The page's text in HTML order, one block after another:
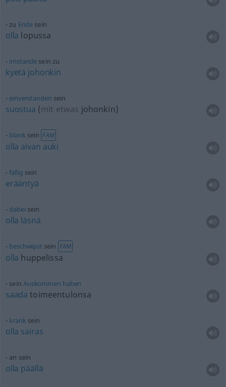
zu Ende sein
olla lopussa
imstande sein zu
kyetä johonkin
einverstanden sein
suostua (mit etwas johonkin)
blanksein FAM
olla aivan auki
fällig sein
erääntyä
dabei sein
olla läsnä
beschwipst sein FAM
olla huppelissa
sein Auskommen haben
saada toimeentulonsa
kranksein
olla sairas
an sein
olla päällä